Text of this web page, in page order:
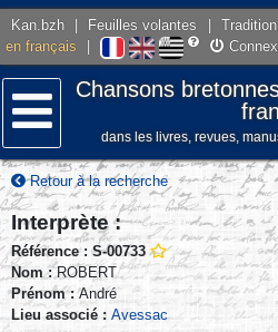
Kan.bzh Feuilles volantes
en français
Menu
Chansons
dans les livres, revues,
Retour à la recherche
Interprète :
Référence : S-00733
Nom :ROBERT
Prénom :André
Lieu associé : Avessac